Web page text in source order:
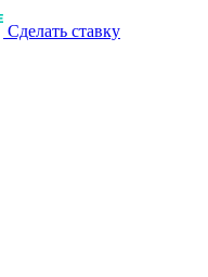
Сделать ставку